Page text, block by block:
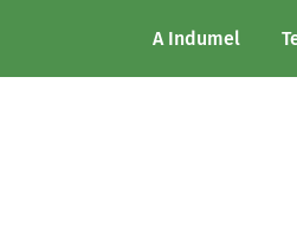
A Indumel